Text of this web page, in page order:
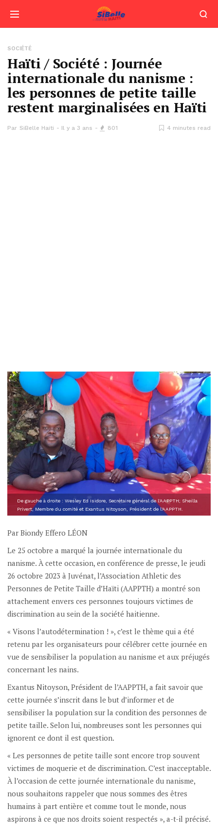
SOCIÉTÉ
Haïti / Société : Journée
internationale du nanisme :
les personnes de petite taille
restent marginalisées en Haïti
Par SiBelle Haiti Il y a 3 ans 801 4 minutes read
De gauche à droite : Wesley Ed Isidore, Secrétaire général de l'AAPPTH; Sheilla
Privert, Membre du comité et Exantus Nitoyson, Président de l'AAPPTH.
Par Biondy Effero LÉON
Le 25 octobre a marqué la journée internationale du
nanisme. À cette occasion, en conférence de presse, le jeudi
26 octobre 2023 à Juvénat, l’Association Athletic des
Personnes de Petite Taille d’Haïti (AAPPTH) a montré son
attachement envers ces personnes toujours victimes de
discrimination au sein de la société haitienne.
« Visons l’autodétermination ! », c’est le thème qui a été
retenu par les organisateurs pour célébrer cette journée en
vue de sensibiliser la population au nanisme et aux préjugés
concernant les nains.
Exantus Nitoyson, Président de l’AAPPTH, a fait savoir que
cette journée s’inscrit dans le but d’informer et de
sensibiliser la population sur la condition des personnes de
petite taille. Selon lui, nombreuses sont les personnes qui
ignorent ce dont il est question.
« Les personnes de petite taille sont encore trop souvent
victimes de moquerie et de discrimination. C’est inacceptable.
À l’occasion de cette journée internationale du nanisme,
nous souhaitons rappeler que nous sommes des êtres
humains à part entière et comme tout le monde, nous
aspirons à ce que nos droits soient respectés », a-t-il précisé.